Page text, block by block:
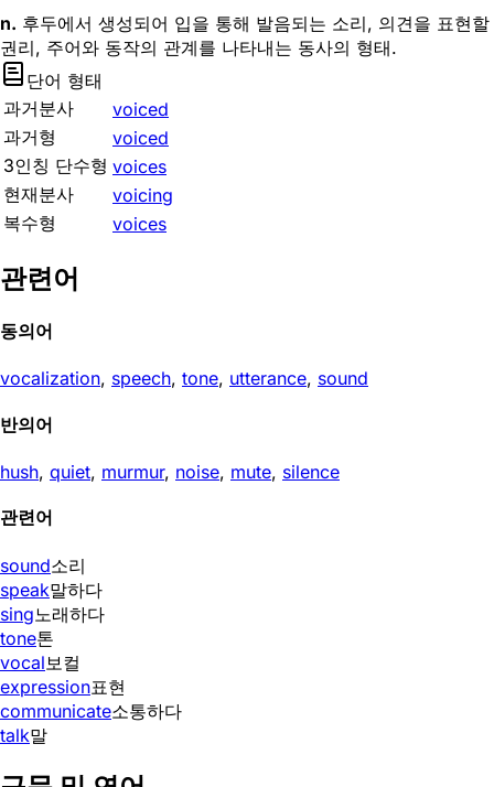
n. 후두에서 생성되어 입을 통해 발음되는 소리, 의견을 표현할
권리, 주어와 동작의 관계를 나타내는 동사의 형태.
단어 형태
과거분사
voiced
과거형
voiced
3인칭 단수형 voices
현재분사
voicing
복수형
voices
관련어
동의어
vocalization, speech, tone, utterance, sound
반의어
hush, quiet, murmur, noise, mute, silence
관련어
sound소리
speak말하다
sing노래하다
tone톤
vocal 보컬
expression표현
communicate소통하다
talk말